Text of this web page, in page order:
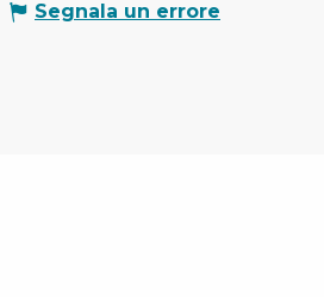
Segnala un errore